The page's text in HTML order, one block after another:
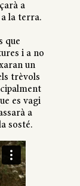
a
la terra.
que
i a no
un
trèvols
es vagi
a
sosté.